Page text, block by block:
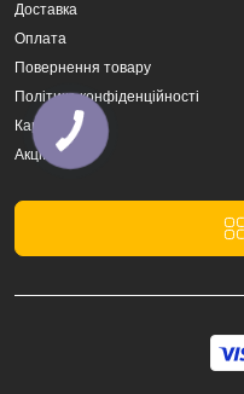
Доставка
Оплата
Повернення товару
Політика конфіденційності
Карта сайту
Акції